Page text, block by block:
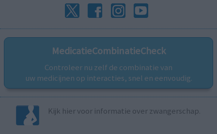
MedicatieCombinatieCheck
Controleer nu zelf de combinatie van
uw medicijnen op interacties, snel en eenvoudig.
Kijk hier voor informatie over zwangerschap.